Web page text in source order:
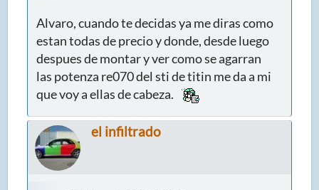
Alvaro, cuando te decidas ya me diras como
estan todas de precio y donde, desde luego
despues de montar y ver como se agarran
las potenza re070 del sti de titin me da a mi
que voy a ellas de cabeza.
el infiltrado